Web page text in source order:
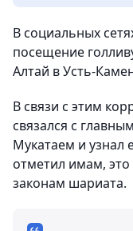
В социальных
посещение
Алтай в Усть-
В связи с этим
связался с
Мукатаем и узнал
отметил имам,
законам шариата.